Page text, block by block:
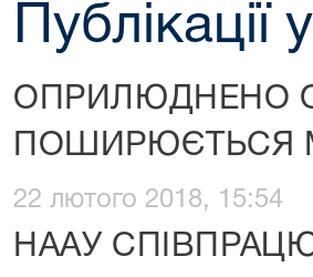
Публікації
ОПРИЛЮДНЕНО
ПОШИРЮЄТЬСЯ
22 лютого 2018, 15:54
НААУ